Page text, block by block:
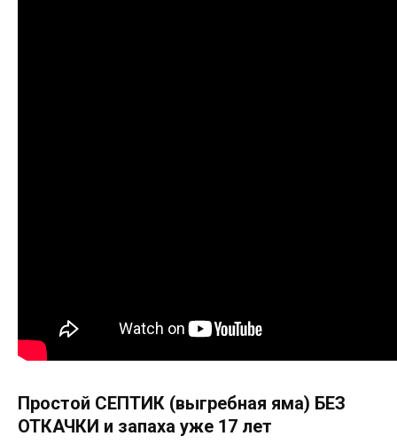
Простой СЕПТИК (выгребная яма) БЕЗ
ОТКАЧКИ и запаха уже 17 лет